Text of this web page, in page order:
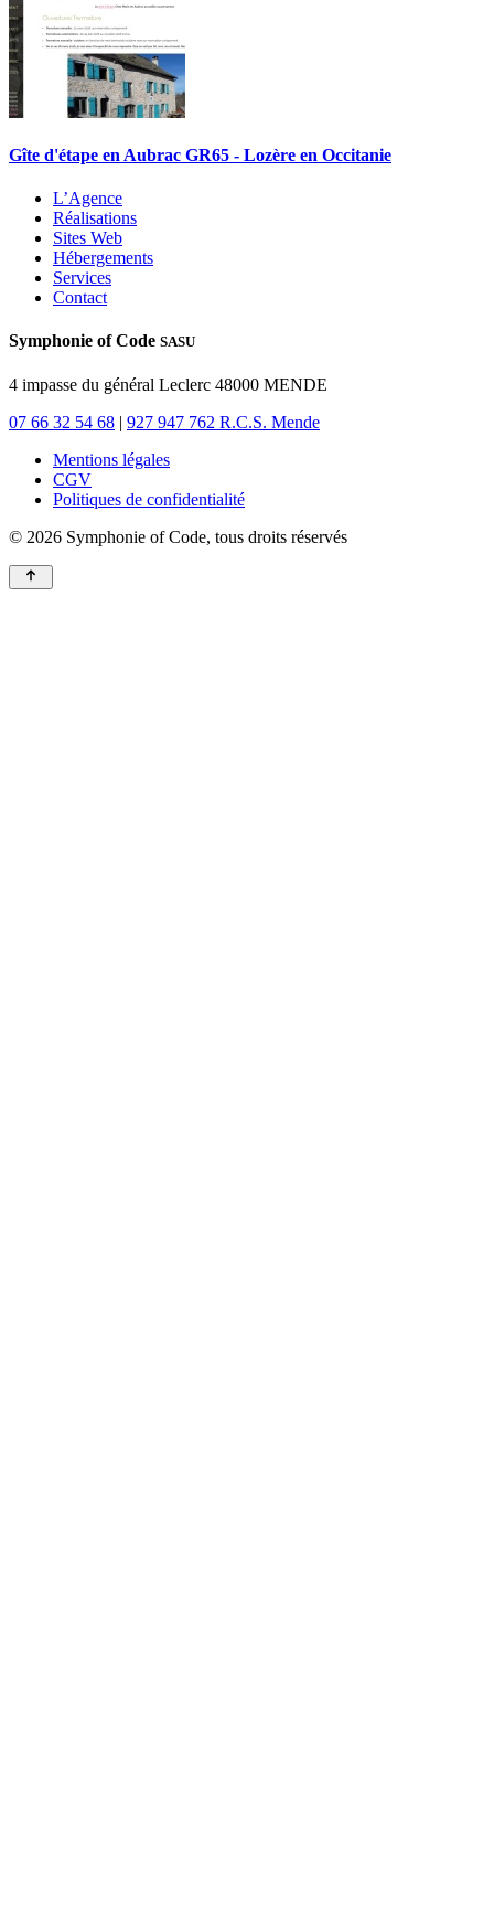
Gîte d'étape en Aubrac GR65 - Lozère en Occitanie
L’Agence
Réalisations
Sites Web
Hébergements
Services
Contact
Symphonie of Code SASU
4 impasse du général Leclerc 48000 MENDE
07 66 32 54 68 | 927 947 762 R.C.S. Mende
Mentions légales
CGV
Politiques de confidentialité
© 2026 Symphonie of Code, tous droits réservés